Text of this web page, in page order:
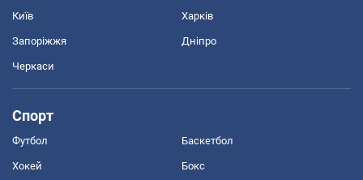
Київ Харків
Запоріжжя Дніпро
Черкаси
Спорт
Футбол Баскетбол
Хокей Бокс